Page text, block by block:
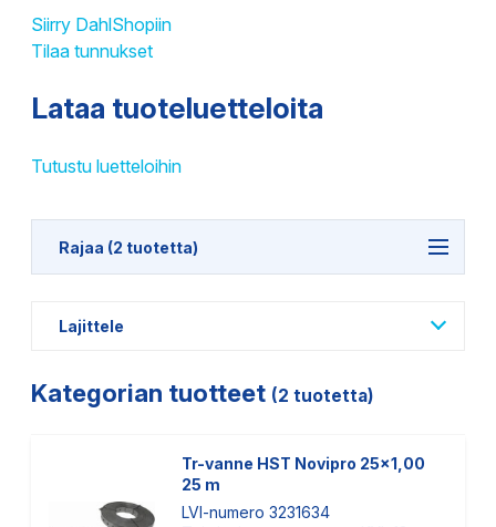
Siirry DahlShopiin
Tilaa tunnukset
Lataa tuoteluetteloita
Tutustu luetteloihin
Rajaa (2 tuotetta)
Lajittele
Kategorian tuotteet (2 tuotetta)
Tr-vanne HST Novipro 25x1,00
25 m
LVI-numero 3231634